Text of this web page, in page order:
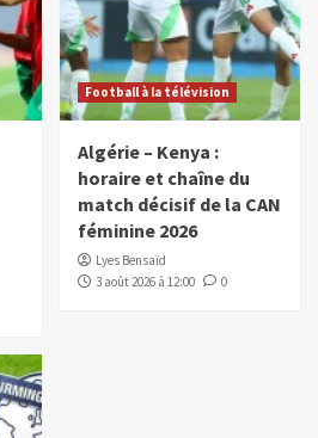
Football à la télévision
Algérie – Kenya :
horaire et chaîne du
match décisif de la CAN
féminine 2026
Lyes Bensaïd
3 août 2026 à 12:00
0